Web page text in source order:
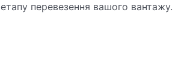
етапу перевезення вашого вантажу.